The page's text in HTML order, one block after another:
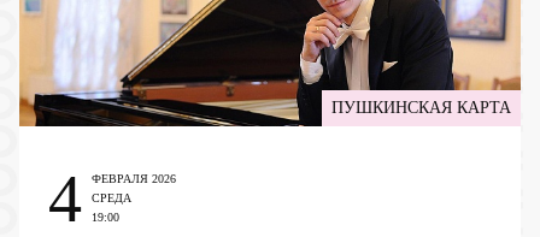
4
ФЕВРАЛЯ 2026
СРЕДА
19:00
ПУШКИНСКАЯ КАРТА